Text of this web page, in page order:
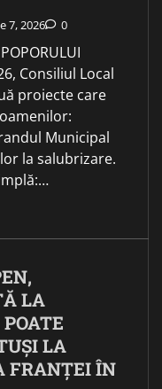
7, 2026 0
Consiliul Local
proiecte care
Municipal
la salubrizare.
LA
LA
FRANȚEI ÎN